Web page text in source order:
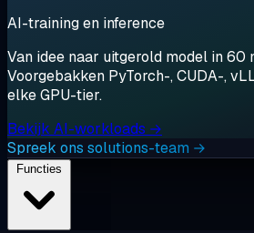
AI-training en inference
Van idee naar uitgerold model in 60
Voorgebakken PyTorch-, CUDA-,
elke GPU-tier.
Bekijk AI-workloads →
Spreek ons solutions-team →